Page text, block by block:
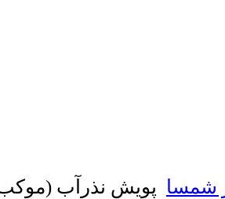
شمسا پویش نذرآب